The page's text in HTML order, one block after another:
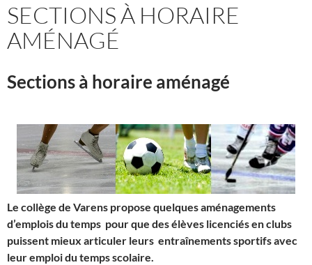
SECTIONS À HORAIRE
AMÉNAGÉ
Sections à horaire aménagé
Le collège de Varens propose quelques aménagements
d’emplois du temps pour que des élèves licenciés en clubs
puissent mieux articuler leurs entraînements sportifs avec
leur emploi du temps scolaire.